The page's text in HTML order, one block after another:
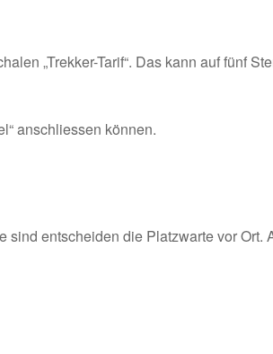
„Trekker-Tarif“. Das kann auf fünf
anschliessen können.
entscheiden die Platzwarte vor Ort.